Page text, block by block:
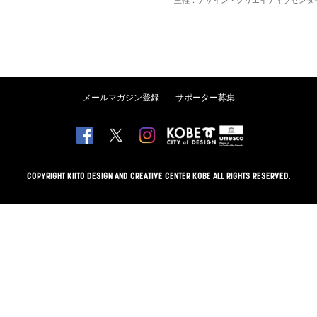
メールマガジン登録 サポーター募集
COPYRIGHT KIITO DESIGN AND CREATIVE CENTER KOBE ALL RIGHTS RESERVED.